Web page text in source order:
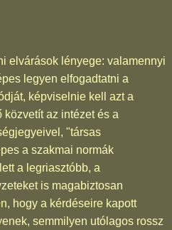
elvárások lényege: valamennyi
legyen elfogadtatni a
képviselnie kell azt a
közvetít az intézet és a
"társas
a szakmai normák
a legriasztóbb, a
is magabiztosan
hogy a kérdéseire kapott
semmilyen utólagos rossz